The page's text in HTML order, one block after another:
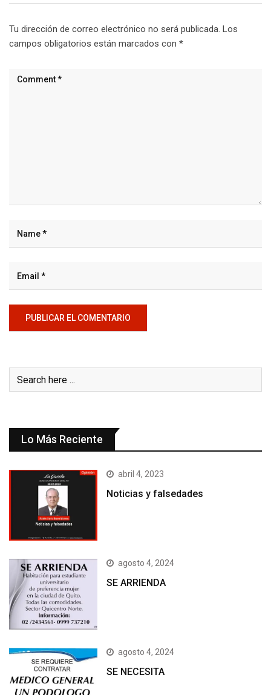
Tu dirección de correo electrónico no será publicada. Los
campos obligatorios están marcados con *
Lo Más Reciente
abril 4, 2023
Noticias y falsedades
agosto 4, 2024
SE ARRIENDA
agosto 4, 2024
SE NECESITA